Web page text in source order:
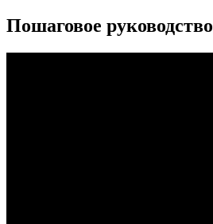
Пошаговое руководство